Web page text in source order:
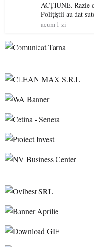
ACȚIUNE. Razie
Polițiștii au dat
permis într-o
acum 1 zi